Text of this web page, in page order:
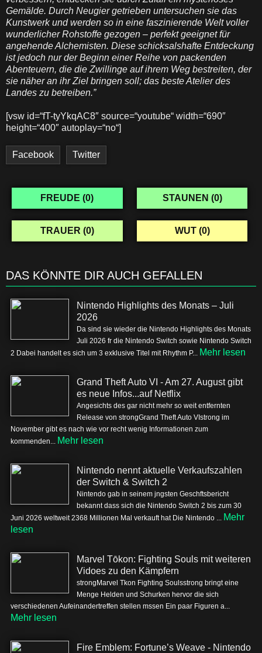
Gemälde. Durch Neugier getrieben untersuchen sie das
Kunstwerk und werden so in eine faszinierende Welt voller
wunderlicher Rohstoffe gezogen – perfekt geeignet für
angehende Alchemisten. Diese schicksalshafte Entdeckung
ist jedoch nur der Beginn einer Reihe von packenden
Abenteuern, die die Zwillinge auf ihrem Weg bestreiten, der
sie näher an ihr Ziel bringen soll; das beste Atelier des
Landes zu betreiben.”
[vsw id=“fT-tyYkqAC8″ source=“youtube“ width=“690″
height=“400″ autoplay=“no“]
Facebook Twitter
FREUDE (0) STAUNEN (0)
TRAUER (0) WUT (0)
DAS KÖNNTE DIR AUCH GEFALLEN
Nintendo Highlights des Monats – Juli
2026
Da sind sie wieder die Nintendo Highlights des Monats
Juli 2026 fr die Nintendo Switch sowie Nintendo Switch
2 Dabei handelt es sich um 3 exklusive Titel mit Rhythm P... Mehr lesen
Grand Theft Auto VI - Am 27. August gibt
es neue Infos...auf Netflix
Angesichts des gar nicht mehr so weit entfernten
Release von strongGrand Theft Auto VIstrong im
November gibt es nach wie vor recht wenig Informationen zum
kommenden... Mehr lesen
Nintendo nennt aktuelle Verkaufszahlen
der Switch & Switch 2
Nintendo gab in seinem jngsten Geschftsbericht
bekannt dass sich die Nintendo Switch 2 bis zum 30
Juni 2026 weltweit 2368 Millionen Mal verkauft hat Die Nintendo ... Mehr
lesen
Marvel Tōkon: Fighting Souls mit weiteren
Vidoes zu den Kämpfern
strongMarvel Tkon Fighting Soulsstrong bringt eine
Menge Helden und Schurken hervor die sich
verschiedenen Aufeinandertreffen stellen mssen Ein paar Figuren a...
Mehr lesen
Fire Emblem: Fortune’s Weave - Nintendo